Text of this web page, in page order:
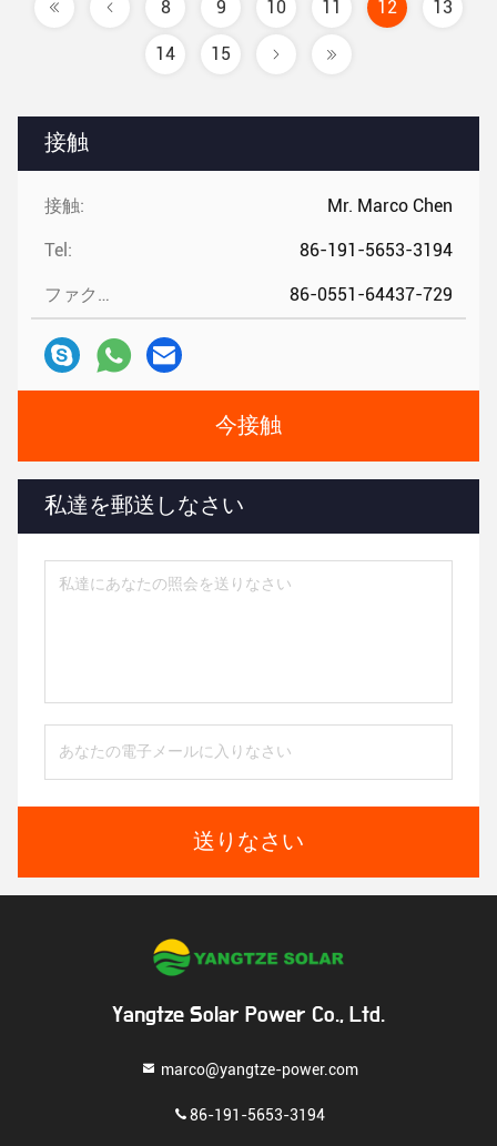
接触
接触: Mr. Marco Chen
Tel: 86-191-5653-3194
ファクシミリ: 86-0551-64437-729
今接触
私達を郵送しなさい
送りなさい
8 9 10 11 12 13
14 15
Yangtze Solar Power Co., Ltd.
marco@yangtze-power.com
86-191-5653-3194